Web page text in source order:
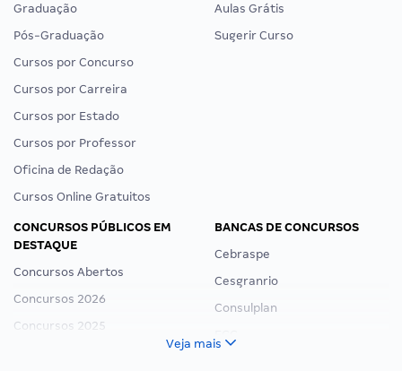
Graduação
Pós-Graduação
Cursos por Concurso
Cursos por Carreira
Cursos por Estado
Cursos por Professor
Oficina de Redação
Cursos Online Gratuitos
Aulas Grátis
Sugerir Curso
CONCURSOS PÚBLICOS EM
DESTAQUE
Concursos Abertos
Concursos 2026
Concursos 2025
Concurso Nacional Unificado
BANCAS DE CONCURSOS
Cebraspe
Cesgranrio
Consulplan
Veja mais